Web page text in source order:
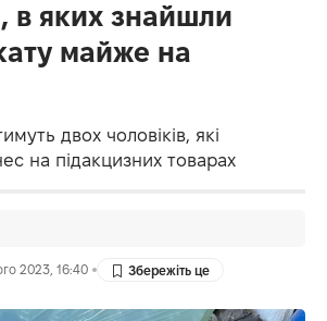
в яких знайшли
майже на
двох чоловіків, які
на підакцизних товарах
2023, 16:40